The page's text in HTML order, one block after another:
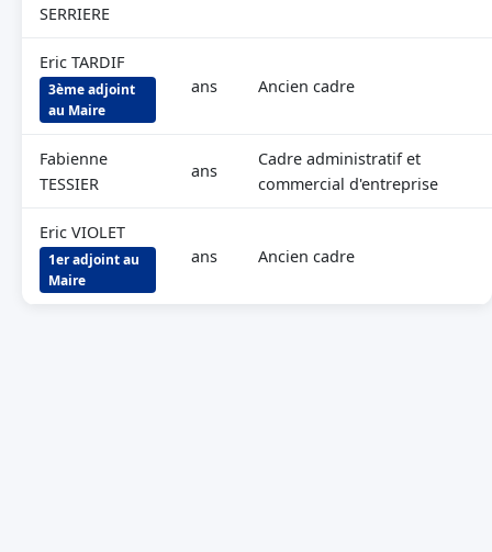
SERRIERE
Eric TARDIF
3ème adjoint
au Maire
ans Ancien cadre
Fabienne
TESSIER
ans
Cadre administratif et
commercial d'entreprise
Eric VIOLET
1er adjoint au
Maire
ans Ancien cadre